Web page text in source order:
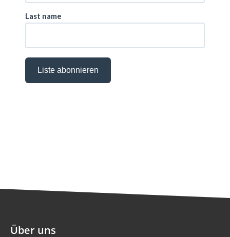
Über uns